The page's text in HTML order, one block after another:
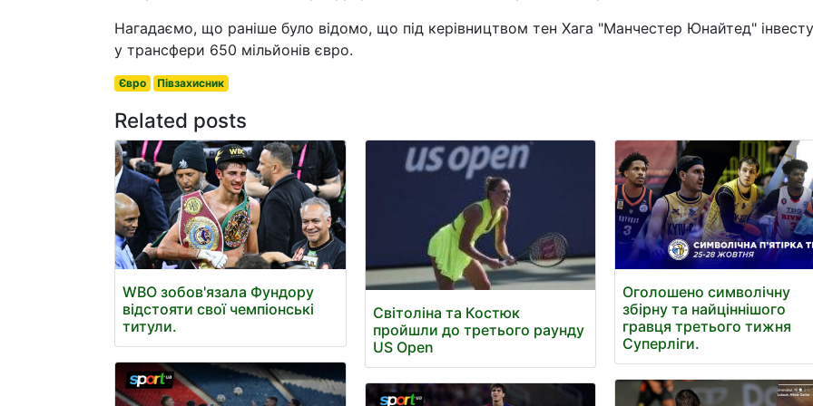
Нагадаємо, що раніше було відомо, що під керівництвом тен Хага "Манчестер Юнайтед"
у трансфери 650 мільйонів євро.
Євро Півзахисник
Related posts
WBO зобов'язала Фундору
відстояти свої чемпіонські
титули.
Світоліна та Костюк
пройшли до третього раунду
US Open
Оголошено символічну
збірну та найціннішого
гравця третього тижня
Суперліги.